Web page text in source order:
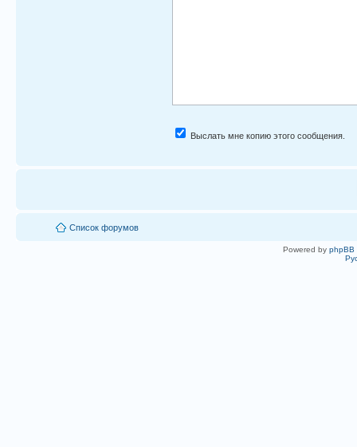
Выслать мне копию этого сообщения.
Список форумов
Powered by phpBB